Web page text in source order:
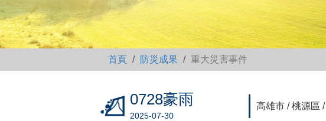
首頁 防災成果 重大災害事件
0728豪雨
2025-07-30
高雄市 / 桃源區 /